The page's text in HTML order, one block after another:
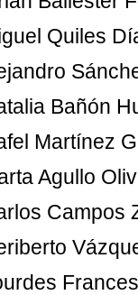
Quiles
Bañón
Martínez
Agullo
Campos